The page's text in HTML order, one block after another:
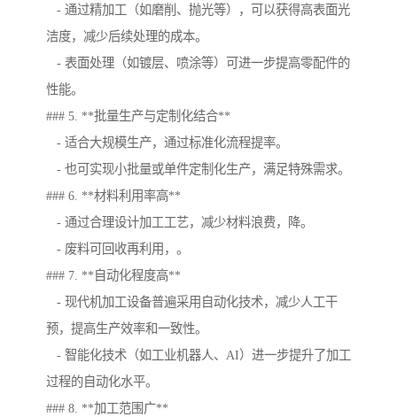
- 通过精加工（如磨削、抛光等），可以获得高表面光
洁度，减少后续处理的成本。
- 表面处理（如镀层、喷涂等）可进一步提高零配件的
性能。
### 5. **批量生产与定制化结合**
- 适合大规模生产，通过标准化流程提率。
- 也可实现小批量或单件定制化生产，满足特殊需求。
### 6. **材料利用率高**
- 通过合理设计加工工艺，减少材料浪费，降。
- 废料可回收再利用，。
### 7. **自动化程度高**
- 现代机加工设备普遍采用自动化技术，减少人工干
预，提高生产效率和一致性。
- 智能化技术（如工业机器人、AI）进一步提升了加工
过程的自动化水平。
### 8. **加工范围广**